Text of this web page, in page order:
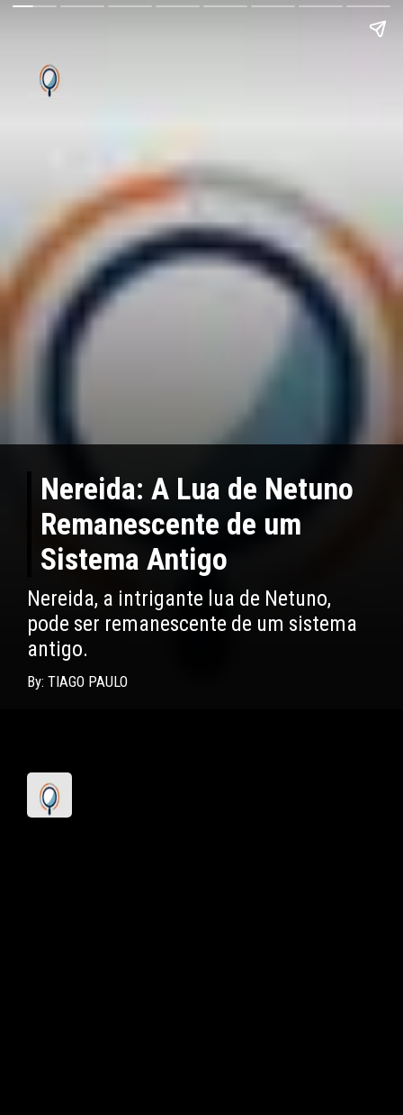
Nereida: A Lua de Netuno
Remanescente de um
Sistema Antigo
Nereida, a intrigante lua de Netuno,
pode ser remanescente de um sistema
antigo.
By: TIAGO PAULO